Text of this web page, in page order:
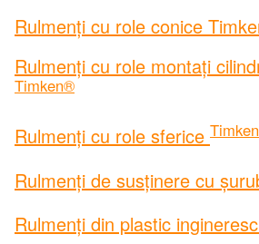
Rulmenți cu role conice
Rulmenți cu role montați
Timken®
Rulmenți cu role sferice
Rulmenți de susținere cu
Rulmenți din plastic